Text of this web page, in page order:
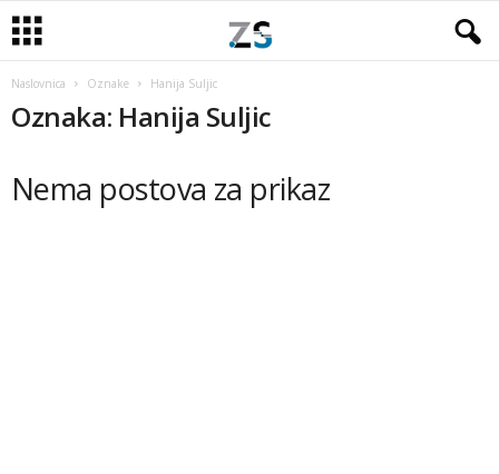
Naslovnica Oznake Hanija Suljic
Oznaka: Hanija Suljic
Nema postova za prikaz